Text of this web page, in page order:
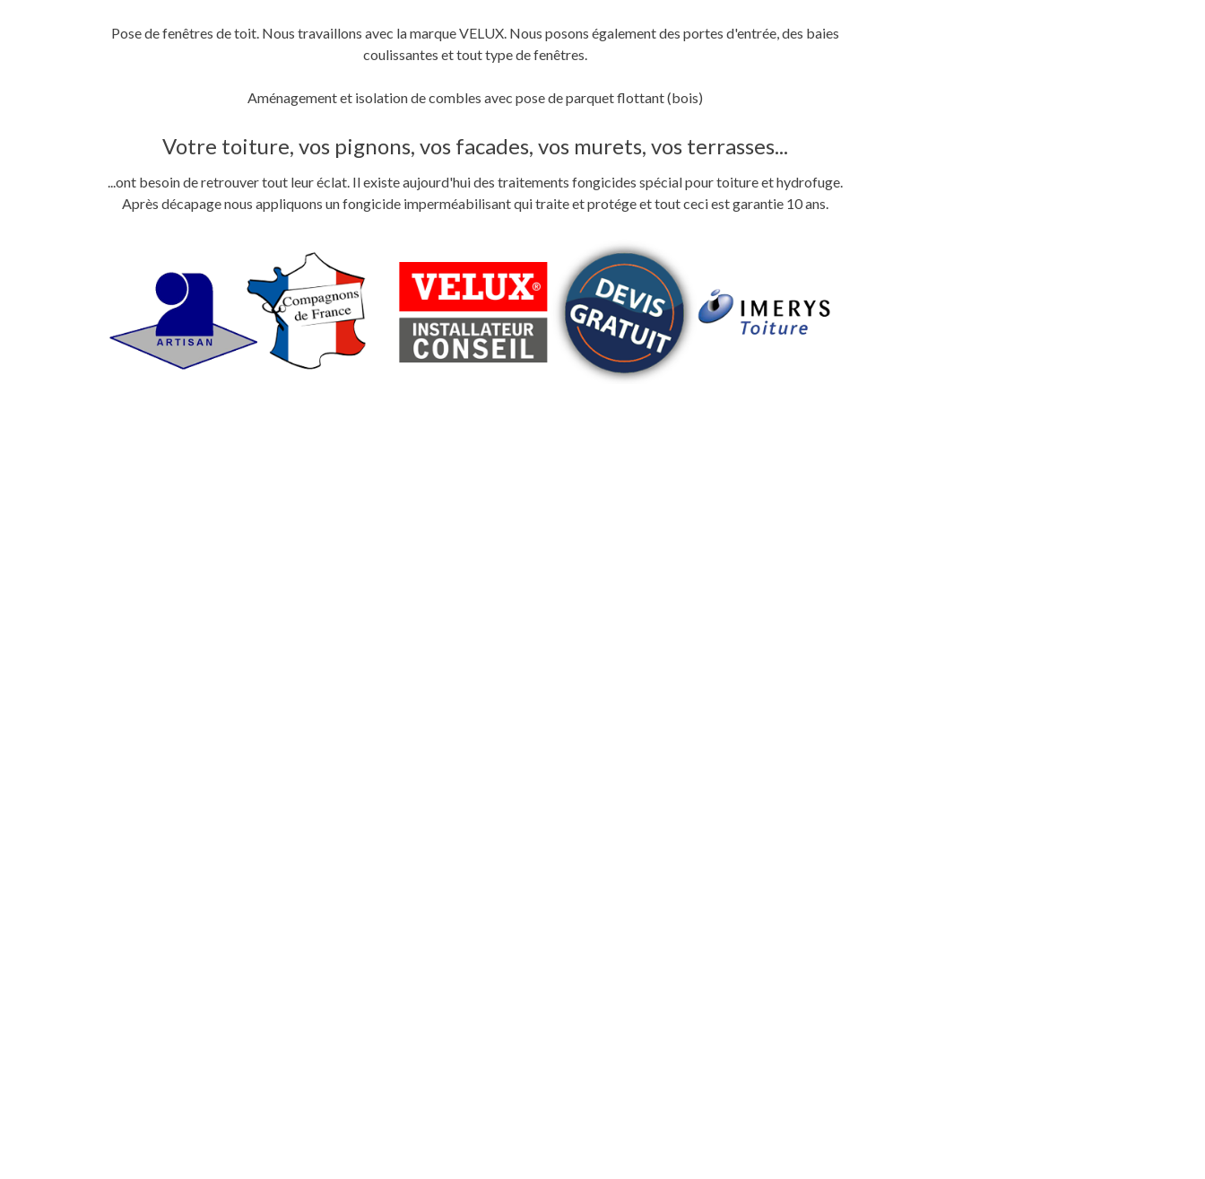
Pose de fenêtres de toit. Nous travaillons avec la marque VELUX. Nous posons également des portes d'entrée, des baies
coulissantes et tout type de fenêtres.
Aménagement et isolation de combles avec pose de parquet flottant (bois)
Votre toiture, vos pignons, vos facades, vos murets, vos terrasses...
...ont besoin de retrouver tout leur éclat. Il existe aujourd'hui des traitements fongicides spécial pour toiture et hydrofuge.
Après décapage nous appliquons un fongicide imperméabilisant qui traite et protége et tout ceci est garantie 10 ans.